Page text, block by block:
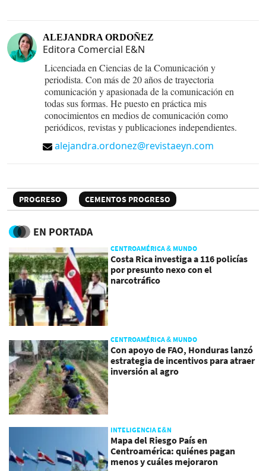
ALEJANDRA ORDOÑEZ
Editora Comercial E&N
Licenciada en Ciencias de la Comunicación y
periodista. Con más de 20 años de trayectoria
comunicación y apasionada de la comunicación en
todas sus formas. He puesto en práctica mis
conocimientos en medios de comunicación como
periódicos, revistas y publicaciones independientes.
alejandra.ordonez@revistaeyn.com
PROGRESO CEMENTOS PROGRESO
EN PORTADA
CENTROAMÉRICA & MUNDO
Costa Rica investiga a 116 policías
por presunto nexo con el
narcotráfico
CENTROAMÉRICA & MUNDO
Con apoyo de FAO, Honduras lanzó
estrategia de incentivos para atraer
inversión al agro
INTELIGENCIA E&N
Mapa del Riesgo País en
Centroamérica: quiénes pagan
menos y cuáles mejoraron